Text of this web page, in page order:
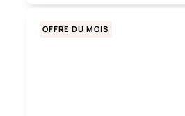
OFFRE DU MOIS